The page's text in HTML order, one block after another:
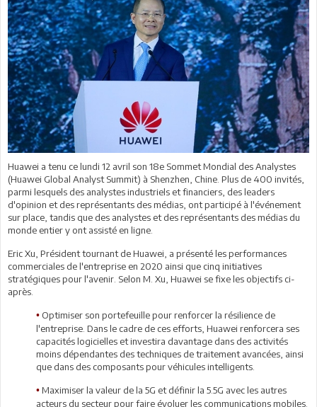
Huawei a tenu ce lundi 12 avril son 18e Sommet Mondial des Analystes
(Huawei Global Analyst Summit) à Shenzhen, Chine. Plus de 400 invités,
parmi lesquels des analystes industriels et financiers, des leaders
d'opinion et des représentants des médias, ont participé à l'événement
sur place, tandis que des analystes et des représentants des médias du
monde entier y ont assisté en ligne.
Eric Xu, Président tournant de Huawei, a présenté les performances
commerciales de l'entreprise en 2020 ainsi que cinq initiatives
stratégiques pour l'avenir. Selon M. Xu, Huawei se fixe les objectifs ci-
après.
• Optimiser son portefeuille pour renforcer la résilience de
l'entreprise. Dans le cadre de ces efforts, Huawei renforcera ses
capacités logicielles et investira davantage dans des activités
moins dépendantes des techniques de traitement avancées, ainsi
que dans des composants pour véhicules intelligents.
• Maximiser la valeur de la 5G et définir la 5.5G avec les autres
acteurs du secteur pour faire évoluer les communications mobiles.